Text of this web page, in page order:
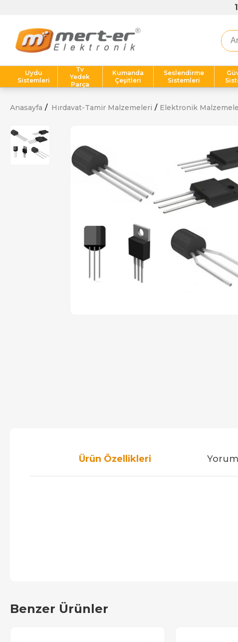
Uydu
Sistemleri
Tv
Yedek
Parça
Kumanda
Çeşitleri
Seslendirme
Sistemleri
Anasayfa Hırdavat-Tamir Malzemeleri Elektronik
Ürün Özellikleri
Benzer Ürünler